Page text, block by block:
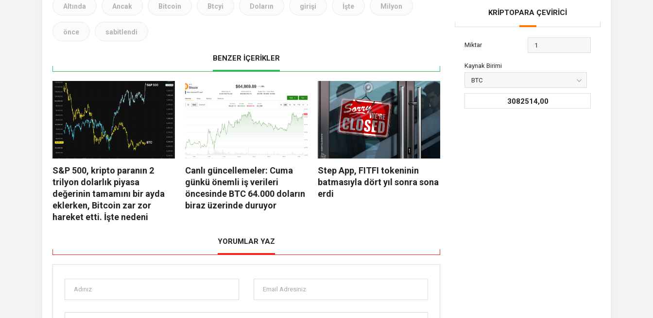
Altında Ancak Bitcoin Btcyi Doların girişi İşte Milyon
önce sabitlendi
BENZER İÇERİKLER
S&P 500, kripto paranın 2
trilyon dolarlık piyasa
değerinin tamamını bir ayda
eklerken, Bitcoin zar zor
hareket etti. İşte nedeni
Canlı güncellemeler: Cuma
günkü önemli iş verileri
öncesinde BTC 64.000 doların
biraz üzerinde duruyor
Step App, FITFI tokeninin
batmasıyla dört yıl sonra sona
erdi
YORUMLAR YAZ
KRİPTOPARA ÇEVİRİCİ
Miktar
Kaynak Birimi
3082514,00